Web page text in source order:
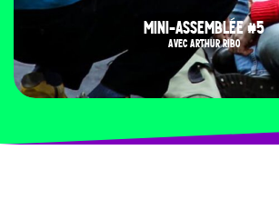
MINI-ASSEMBLÉE #5
AVEC ARTHUR RIBO